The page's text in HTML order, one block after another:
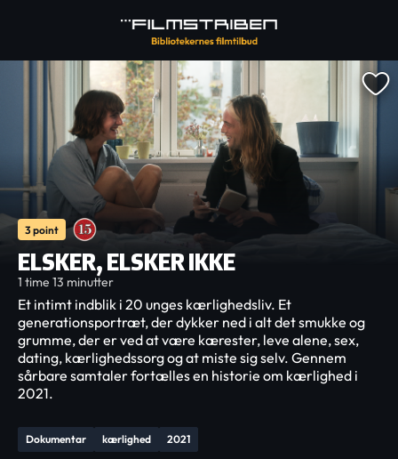
3 point
ELSKER, ELSKER IKKE
1 time 13 minutter
Dokumentar kærlighed 2021
Et intimt indblik i 20 unges kærlighedsliv. Et
generationsportræt, der dykker ned i alt det smukke og
grumme, der er ved at være kærester, leve alene, sex,
dating, kærlighedssorg og at miste sig selv. Gennem
sårbare samtaler fortælles en historie om kærlighed i
2021.